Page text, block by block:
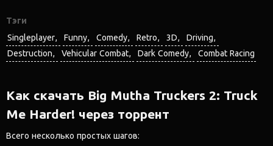
Тэги
Singleplayer
Funny Comedy Retro 3D
Driving
Destruction
Vehicular Combat Dark Comedy Combat Racing
Как скачать Big Mutha Truckers 2: Truck
Me Harder! через торрент
Всего несколько простых шагов: